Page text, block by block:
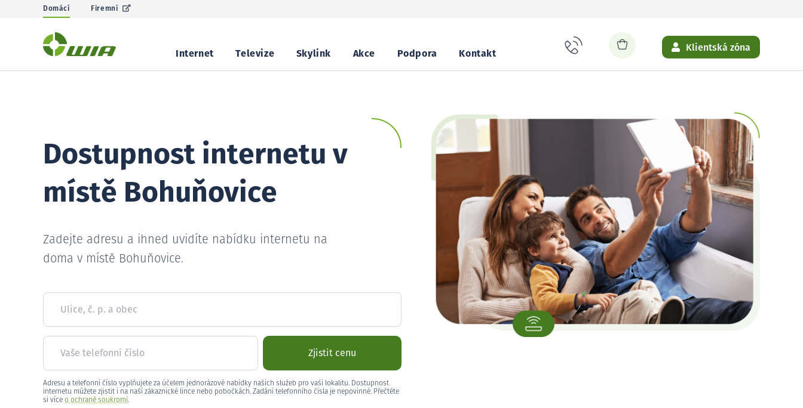
Domácí Firemní
Internet Televize Skylink Akce Podpora Kontakt
Klientská zóna
Dostupnost internetu v
místě Bohuňovice
Zadejte adresu a ihned uvidíte nabídku internetu na
doma v místě Bohuňovice.
Ulice, č. p. a obec
Vaše telefonní číslo Zjistit cenu
Adresu a telefonní číslo vyplňujete za účelem jednorázové nabídky našich služeb pro vaši lokalitu. Dostupnost
internetu můžete zjistit i na naší zákaznické lince nebo pobočkách. Zadání telefonního čísla je nepovinné. Přečtěte
si více o ochraně soukromí.